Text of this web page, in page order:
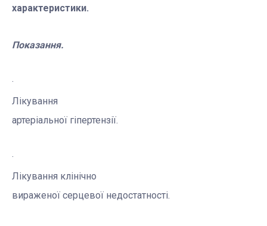
характеристики.
Показання.
·
Лікування
артеріальної гіпертензії.
·
Лікування клінічно
вираженої серцевої недостатності.